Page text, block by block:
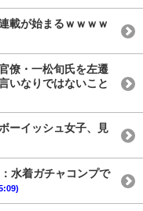
載が始まるｗｗｗｗ
僚・一松旬氏を左遷
いなりではないこと
ーイッシュ女子、見
水着ガチャコンプで